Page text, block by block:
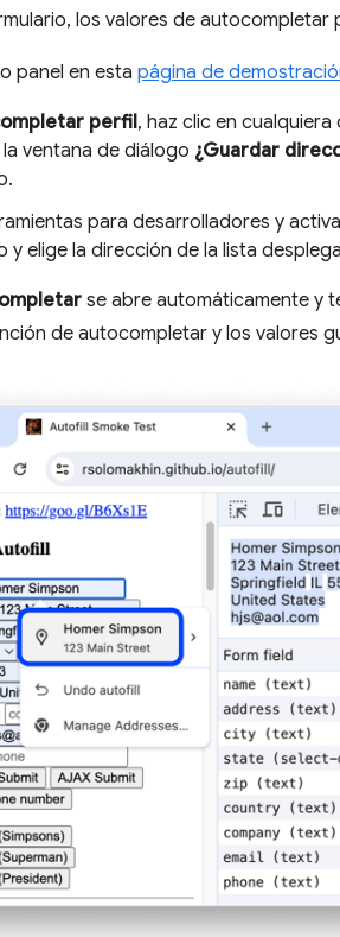
los valores de
panel en esta página de
perfil, haz clic en
ventana de diálogo ¿Guardar
para desarrolladores y
y elige la dirección de la lista
se abre automáticamente y
de autocompletar y los valores